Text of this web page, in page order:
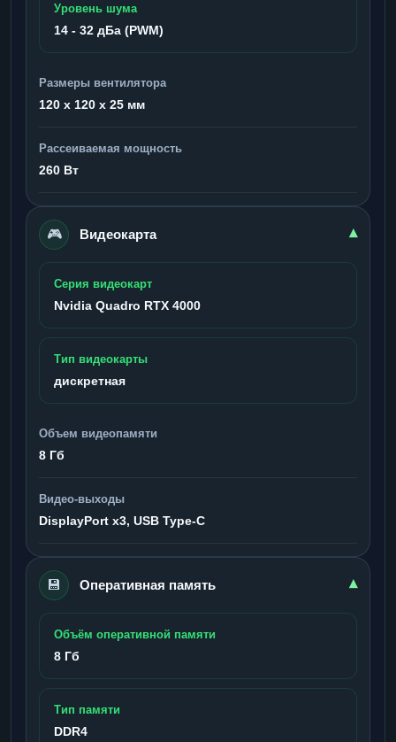
Уровень шума
14 - 32 дБа (PWM)
Размеры вентилятора
120 x 120 x 25 мм
Рассеиваемая мощность
260 Вт
🎮 Видеокарта ▾
Серия видеокарт
Nvidia Quadro RTX 4000
Тип видеокарты
дискретная
Объем видеопамяти
8 Гб
Видео-выходы
DisplayPort x3, USB Type-C
💾 Оперативная память ▾
Объём оперативной памяти
8 Гб
Тип памяти
DDR4